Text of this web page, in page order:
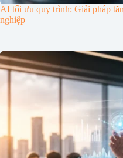
AI tối ưu quy trình: Giải pháp
nghiệp